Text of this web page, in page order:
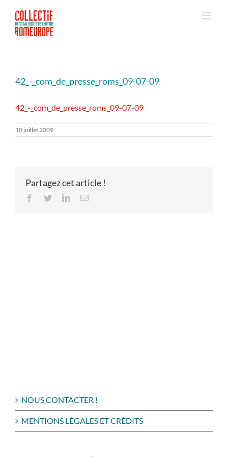
contenu
42_-_com_de_presse_roms_09-07-09
42_-_com_de_presse_roms_09-07-09
10 juillet 2009
Partagez cet article !
Facebook
TwitterLinkedInEmail
NOUS CONTACTER !
MENTIONS LÉGALES ET CRÉDITS